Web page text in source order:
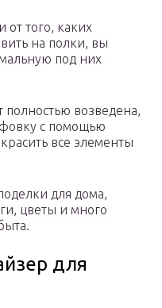
от того, каких
на полки, вы
под них
полностью возведена,
с помощью
все элементы
для дома,
цветы и много
для